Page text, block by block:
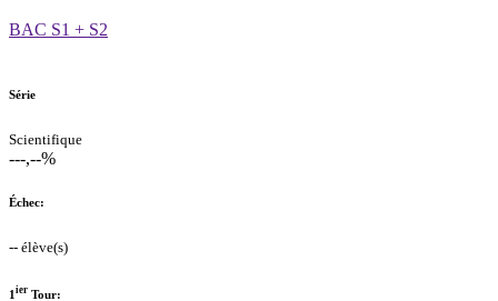
BAC S1 + S2
Série
Scientifique
---,--%
Échec:
-- élève(s)
1 ier Tour: